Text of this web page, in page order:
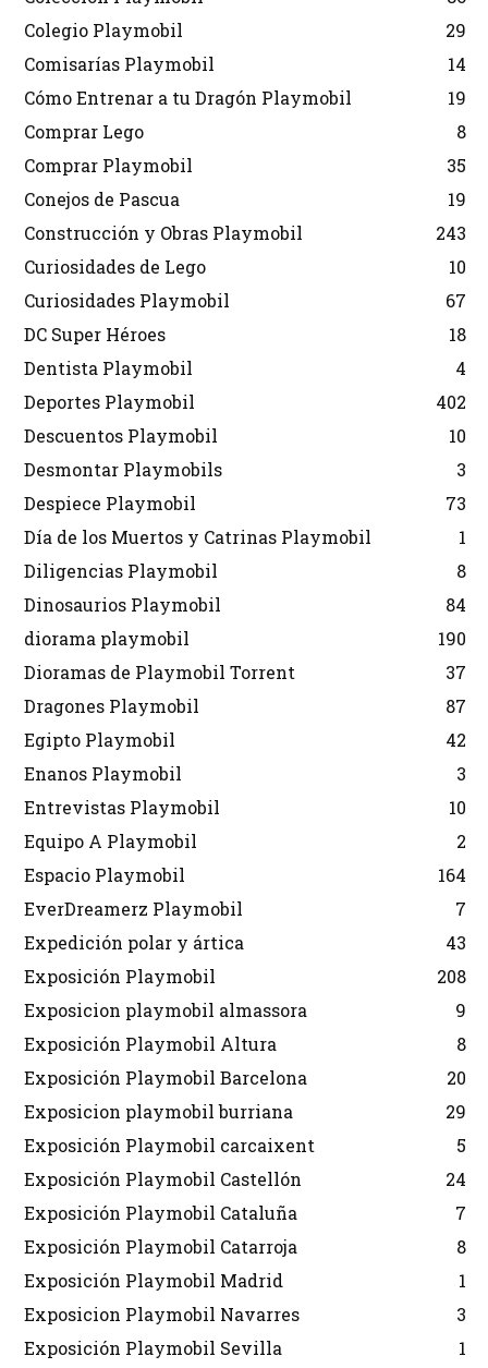
Colegio Playmobil
29
Comisarías Playmobil
14
Cómo Entrenar a tu Dragón Playmobil
19
Comprar Lego
8
Comprar Playmobil
35
Conejos de Pascua
19
Construcción y Obras Playmobil
243
Curiosidades de Lego
10
Curiosidades Playmobil
67
DC Super Héroes
18
Dentista Playmobil
4
Deportes Playmobil
402
Descuentos Playmobil
10
Desmontar Playmobils
3
Despiece Playmobil
73
Día de los Muertos y Catrinas Playmobil
1
Diligencias Playmobil
8
Dinosaurios Playmobil
84
diorama playmobil
190
Dioramas de Playmobil Torrent
37
Dragones Playmobil
87
Egipto Playmobil
42
Enanos Playmobil
3
Entrevistas Playmobil
10
Equipo A Playmobil
2
Espacio Playmobil
164
EverDreamerz Playmobil
7
Expedición polar y ártica
43
Exposición Playmobil
208
Exposicion playmobil almassora
9
Exposición Playmobil Altura
8
Exposición Playmobil Barcelona
20
Exposicion playmobil burriana
29
Exposición Playmobil carcaixent
5
Exposición Playmobil Castellón
24
Exposición Playmobil Cataluña
7
Exposición Playmobil Catarroja
8
Exposición Playmobil Madrid
1
Exposicion Playmobil Navarres
3
Exposición Playmobil Sevilla
1